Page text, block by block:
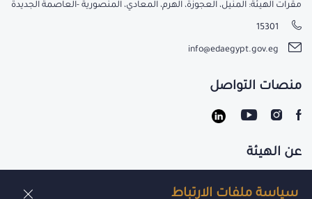
سياسة ملفات الارتباط
عن الهيئة
مقرات الهيئة: المنيل، العجوزة، الهرم، المعادي، المنصورية -العاصمة الجديدة
15301
info@edaegypt.gov.eg
منصات التواصل